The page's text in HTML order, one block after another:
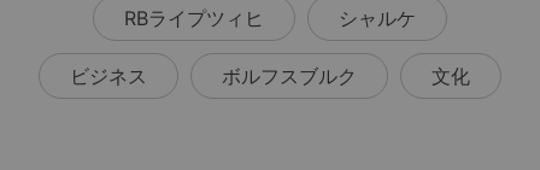
RBライプツィヒ シャルケ
ビジネス ボルフスブルク 文化